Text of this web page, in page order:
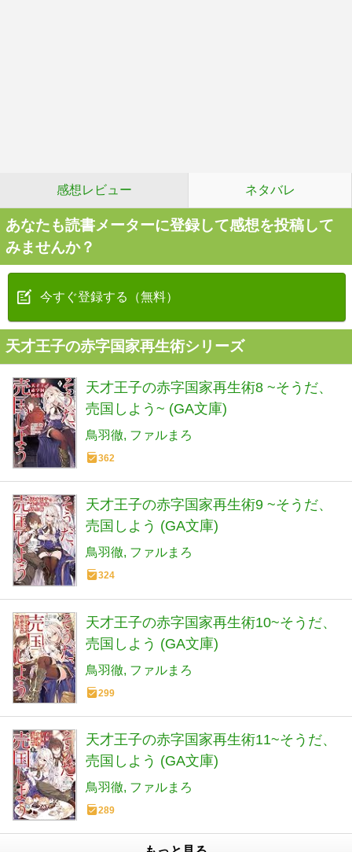
感想レビュー ネタバレ
あなたも読書メーターに登録して感想を投稿して
みませんか？
今すぐ登録する（無料）
天才王子の赤字国家再生術シリーズ
天才王子の赤字国家再生術8 ~そうだ、
売国しよう~ (GA文庫)
鳥羽徹 ファルまろ
362
天才王子の赤字国家再生術9 ~そうだ、
売国しよう (GA文庫)
鳥羽徹 ファルまろ
324
天才王子の赤字国家再生術10~そうだ、
売国しよう (GA文庫)
鳥羽徹 ファルまろ
299
天才王子の赤字国家再生術11~そうだ、
売国しよう (GA文庫)
鳥羽徹 ファルまろ
289